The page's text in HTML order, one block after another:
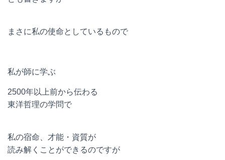
まさに私の使命としているもので
私が師に学ぶ
2500年以上前から伝わる
東洋哲理の学問で
私の宿命、才能・資質が
読み解くことができるのですが